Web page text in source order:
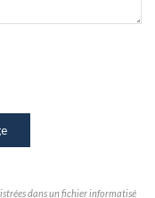
dans un fichier informatisé